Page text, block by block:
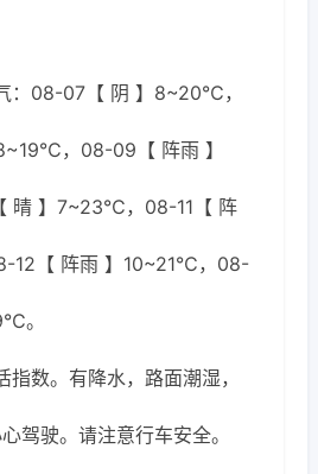
：08-07【 阴 】8~20℃，
，08-09【 阵雨 】
晴 】7~23℃，08-11【 阵
12【 阵雨 】10~21℃，08-
。
指数。有降水，路面潮湿，
驾驶。请注意行车安全。